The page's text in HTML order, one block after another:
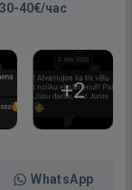
30-40€/час
+2
WhatsApp